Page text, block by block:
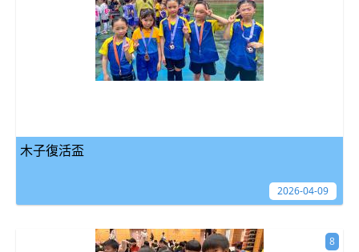
木子復活盃
2026-04-09
8